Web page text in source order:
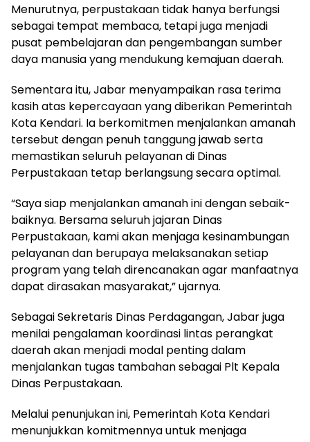
Menurutnya, perpustakaan tidak hanya berfungsi
sebagai tempat membaca, tetapi juga menjadi
pusat pembelajaran dan pengembangan sumber
daya manusia yang mendukung kemajuan daerah.
Sementara itu, Jabar menyampaikan rasa terima
kasih atas kepercayaan yang diberikan Pemerintah
Kota Kendari. Ia berkomitmen menjalankan amanah
tersebut dengan penuh tanggung jawab serta
memastikan seluruh pelayanan di Dinas
Perpustakaan tetap berlangsung secara optimal.
“Saya siap menjalankan amanah ini dengan sebaik-
baiknya. Bersama seluruh jajaran Dinas
Perpustakaan, kami akan menjaga kesinambungan
pelayanan dan berupaya melaksanakan setiap
program yang telah direncanakan agar manfaatnya
dapat dirasakan masyarakat,” ujarnya.
Sebagai Sekretaris Dinas Perdagangan, Jabar juga
menilai pengalaman koordinasi lintas perangkat
daerah akan menjadi modal penting dalam
menjalankan tugas tambahan sebagai Plt Kepala
Dinas Perpustakaan.
Melalui penunjukan ini, Pemerintah Kota Kendari
menunjukkan komitmennya untuk menjaga